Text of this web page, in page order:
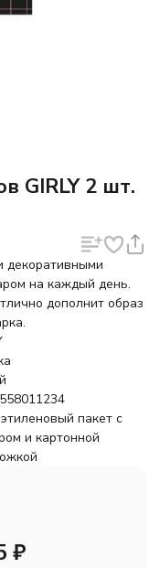
GIRLY 2 шт.
декоративными
на каждый день.
дополнит образ
пакет с
и картонной
₽